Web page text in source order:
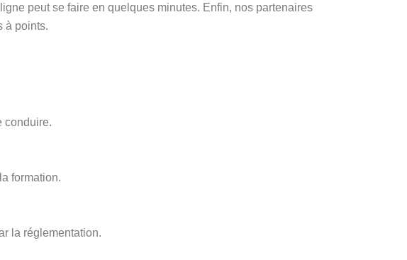
peut se faire en quelques minutes. Enfin, nos partenaires
à points.
conduire.
formation.
la réglementation.